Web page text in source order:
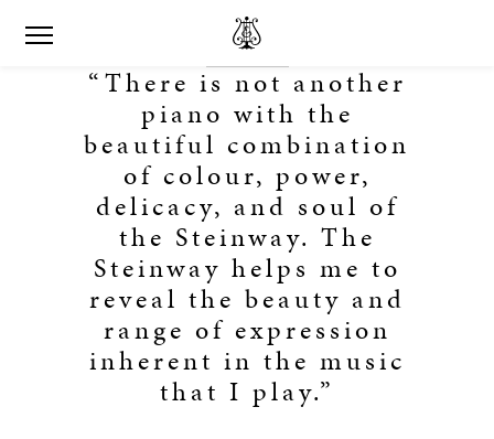
“There is not another
piano with the
beautiful combination
of colour, power,
delicacy, and soul of
the Steinway. The
Steinway helps me to
reveal the beauty and
range of expression
inherent in the music
that I play.”